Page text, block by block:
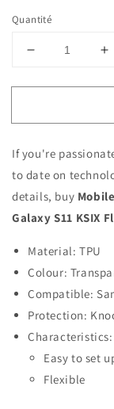
Quantité
Réduire
quantité
Mobile
Case
with
TPU
Edge
Samsung
S11
KSIX
Flex
If you're
to date on
details, buy
Galaxy S11 KSIX
Material: TPU
Colour:
Compatible:
Protection:
Characteristics:
Easy to set
Flexible